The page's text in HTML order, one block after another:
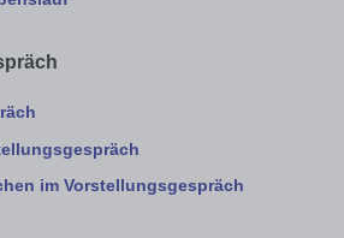
im Vorstellungsgespräch